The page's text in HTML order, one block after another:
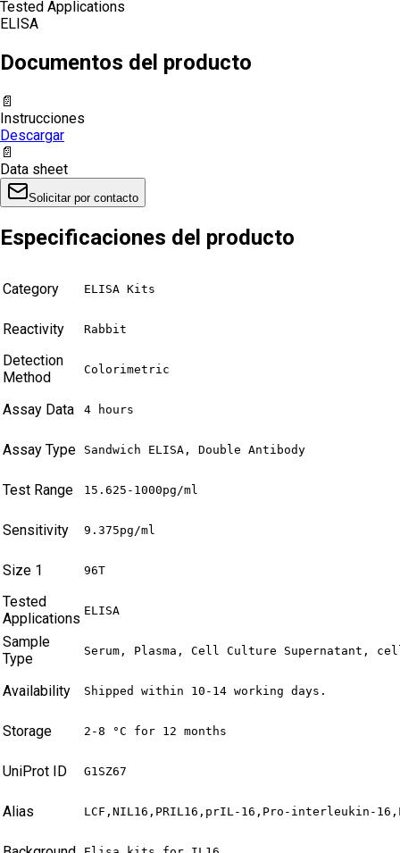
Tested Applications
ELISA
Documentos del producto
📄
Instrucciones
Descargar
📄
Data sheet
Solicitar por contacto
Especificaciones del producto
Category ELISA Kits
Reactivity Rabbit
Detection
Method
Colorimetric
Assay Data 4 hours
Assay Type Sandwich ELISA, Double Antibody
Test Range 15.625-1000pg/ml
Sensitivity 9.375pg/ml
Size 1 96T
Tested
Applications ELISA
Sample
Type
Serum, Plasma, Cell Culture Supernatant,
Availability Shipped within 10-14 working days.
Storage 2-8 °C for 12 months
UniProt ID G1SZ67
Alias LCF,NIL16,PRIL16,prIL-16,Pro-interleukin-